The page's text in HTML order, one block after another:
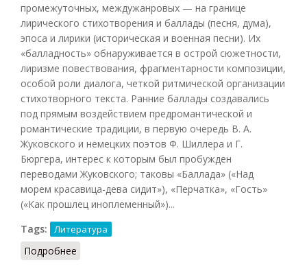
промежуточных, междужанровых — на границе
лирического стихотворения и баллады (песня, дума),
эпоса и лирики (историческая и военная песни). Их
«балладность» обнаруживается в острой сюжетности,
лиризме повествования, фрагментарности композиции,
особой роли диалога, четкой ритмической организации
стихотворного текста. Ранние баллады создавались
под прямым воздействием предромантической и
романтические традиции, в первую очередь B. А.
Жуковского и немецких поэтов Ф. Шиллера и Г.
Бюргера, интерес к которым был пробужден
переводами Жуковского; таковы «Баллада» («Над
морем красавица-дева сидит»), «Перчатка», «Гость»
(«Как прошлец иноплеменный»)...
Tags:
Литература
Подробнее